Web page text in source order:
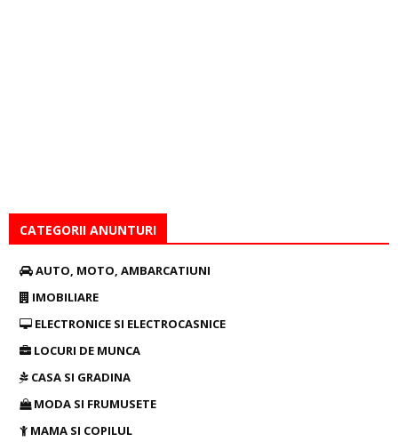
CATEGORII ANUNTURI
AUTO, MOTO, AMBARCATIUNI
IMOBILIARE
ELECTRONICE SI ELECTROCASNICE
LOCURI DE MUNCA
CASA SI GRADINA
MODA SI FRUMUSETE
MAMA SI COPILUL